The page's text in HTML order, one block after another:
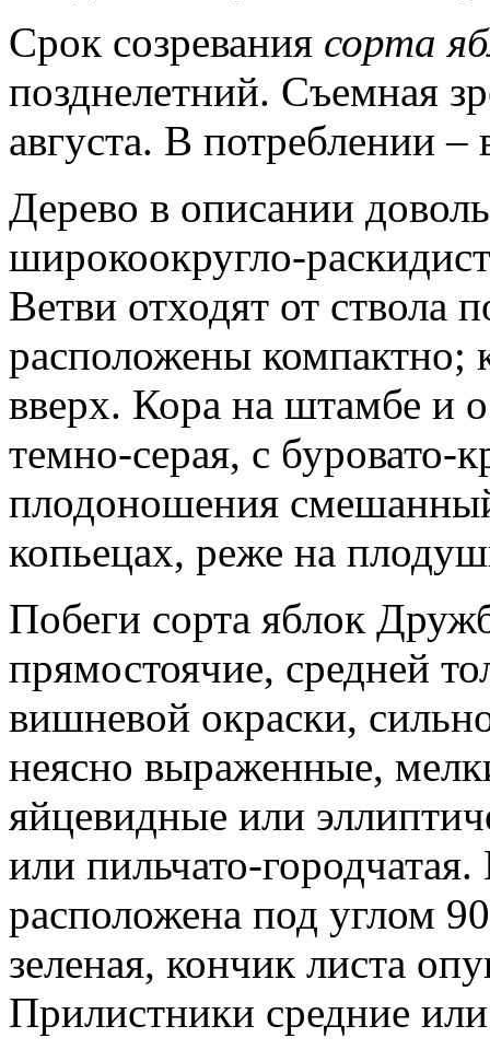
Срок созревания сорта
позднелетний. Съемная
августа. В потреблении –
Дерево в описании
широкоокругло-
Ветви отходят от ствола
расположены компактно;
вверх. Кора на штамбе и
темно-серая, с буровато-
плодоношения
копьецах, реже на
Побеги сорта яблок
прямостоячие, средней
вишневой окраски,
неясно выраженные,
яйцевидные или
или пильчато-
расположена под углом
зеленая, кончик листа
Прилистники средние